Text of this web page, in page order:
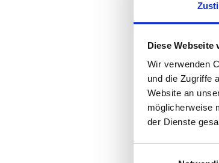
Diese Webseite
Wir verwenden
und die Zugriffe
Website an
möglicherweise
der Dienste